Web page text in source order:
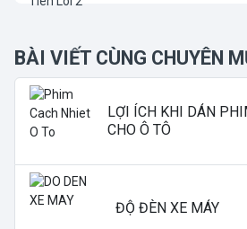
BÀI VIẾT CÙNG CHUYÊN
LỢI ÍCH KHI DÁN
CHO Ô TÔ
ĐỘ ĐÈN XE MÁY